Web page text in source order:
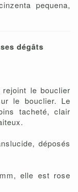
pequena,
dégâts
le bouclier
le bouclier. Le
tacheté, clair
déposés
elle est rose